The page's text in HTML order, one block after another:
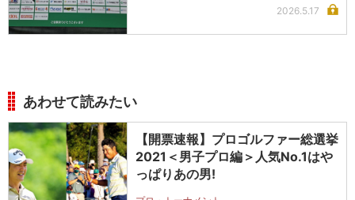
2026.5.17
あわせて読みたい
【開票速報】プロゴルファー総選挙
2021＜男子プロ編＞人気No.1はや
っぱりあの男!